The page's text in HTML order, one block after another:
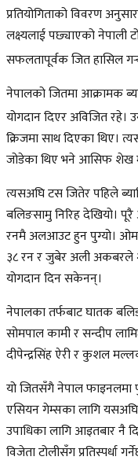
प्रतियोगिताको विवरण
लक्ष्यलाई पछ्याएको नेपाली
सफलतापूर्वक जित हासिल
नेपालको जितमा आक्रामक
योगदान दिएर अविजित रहे।
क्रिजमा साथ दिएका थिए।
जोडेका थिए भने आसिफ शेख
त्यसअघि टस जितेर पहिले
बलिङसामु निरिह देखियो।
रनमै अलआउट हुन पुग्यो।
३८ रन र जुबेर अली अकबरले
योगदान दिन सकेनन्।
नेपालका तर्फबाट घातक
सोमपाल कामी र सन्दीप
दीपेन्द्रसिंह ऐरी र कुशल
यो जितसँगै नेपाल फाइनलमा
एसियन गेम्सका लागि
उपाधिका लागि आइतबार नै
विजेता टोलीसँग प्रतिस्पर्धा